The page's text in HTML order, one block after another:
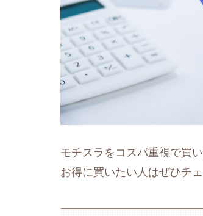
モチスラをコスパ重視で買
お得に買いたい人はぜひチ